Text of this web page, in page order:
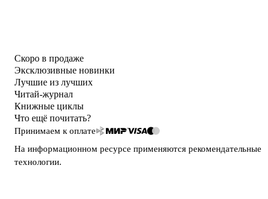
Скоро в продаже
Эксклюзивные новинки
Лучшие из лучших
Читай-журнал
Книжные циклы
Что ещё почитать?
Принимаем к оплате
На информационном ресурсе применяются рекомендательные
технологии.